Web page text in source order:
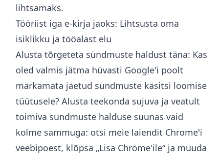
lihtsamaks.
Tööriist iga e-kirja jaoks: Lihtsusta oma
isiklikku ja tööalast elu
Alusta tõrgeteta sündmuste haldust täna: Kas
oled valmis jätma hüvasti Google'i poolt
märkamata jäetud sündmuste käsitsi loomise
tüütusele? Alusta teekonda sujuva ja veatult
toimiva sündmuste halduse suunas vaid
kolme sammuga: otsi meie laiendit Chrome'i
veebipoest, klõpsa „Lisa Chrome'ile“ ja muuda